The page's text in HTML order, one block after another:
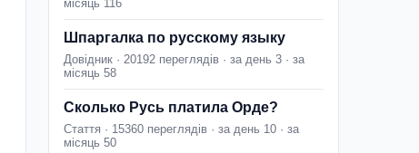
місяць 116
Шпаргалка по русскому языку
Довідник · 20192 переглядів · за день 3 · за
місяць 58
Сколько Русь платила Орде?
Стаття · 15360 переглядів · за день 10 · за
місяць 50